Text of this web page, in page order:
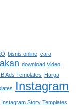
bisnis online cara
download Video
Ads Templates Harga
Instagram
Instagram Story Templates